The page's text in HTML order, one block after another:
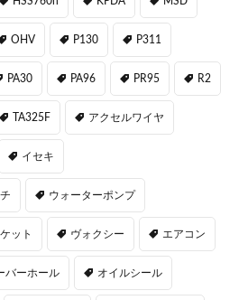
OHV P130 P311
PA30 PA96 PR95 R2
TA325F アクセルワイヤ
イセキ
ウォーターポンプ
ット ヴォクシー エアコン
バーホール オイルシール